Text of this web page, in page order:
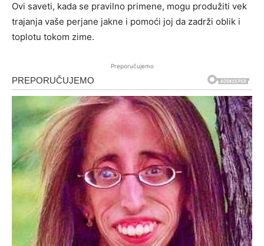
Ovi saveti, kada se pravilno primene, mogu produžiti vek
trajanja vaše perjane jakne i pomoći joj da zadrži oblik i
toplotu tokom zime.
Preporučujemo